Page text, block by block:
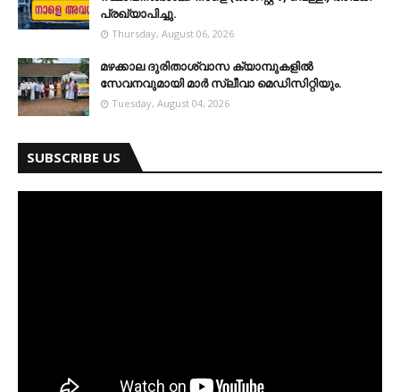
പ്രഖ്യാപിച്ചു.
Thursday, August 06, 2026
മഴക്കാല ദുരിതാശ്വാസ ക്യാമ്പുകളിൽ
സേവനവുമായി മാർ സ്ലീവാ മെഡിസിറ്റിയും.
Tuesday, August 04, 2026
SUBSCRIBE US